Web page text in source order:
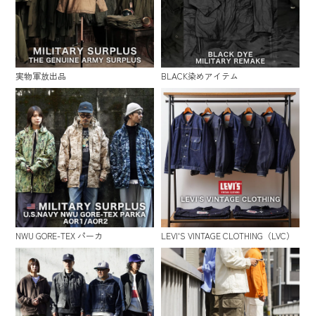
実物軍放出品 BLACK染めアイテム
NWU GORE-TEX パーカ LEVI'S VINTAGE CLOTHING（LVC）